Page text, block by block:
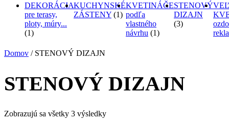
Domov / STENOVÝ DIZAJN
STENOVÝ DIZAJN
Zobrazujú sa všetky 3 výsledky
DEKORÁCIA
pre terasy,
ploty, múry...
(1)
KUCHYNSKÉ
ZÁSTENY (1)
KVETINÁČE
podľa
vlastného
návrhu (1)
STENOVÝ
DIZAJN
(3)